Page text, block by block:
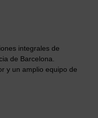
integrales de
de Barcelona.
y un amplio equipo de